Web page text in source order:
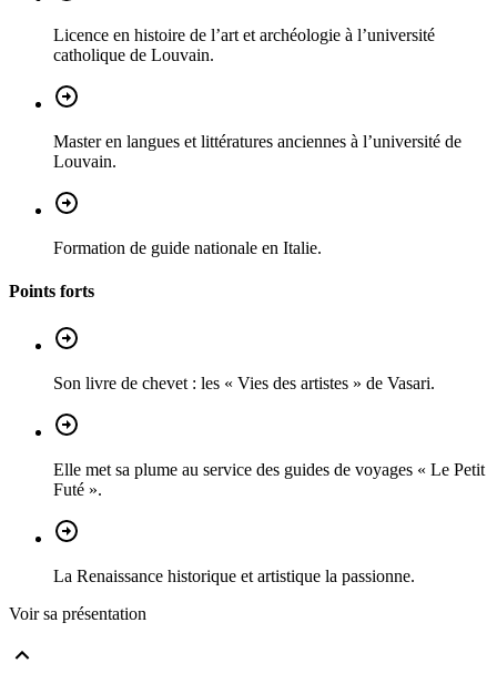
Licence en histoire de l’art et archéologie à l’université
catholique de Louvain.
Master en langues et littératures anciennes à l’université de
Louvain.
Formation de guide nationale en Italie.
Points forts
Son livre de chevet : les « Vies des artistes » de Vasari.
Elle met sa plume au service des guides de voyages « Le Petit
Futé ».
La Renaissance historique et artistique la passionne.
Voir sa présentation